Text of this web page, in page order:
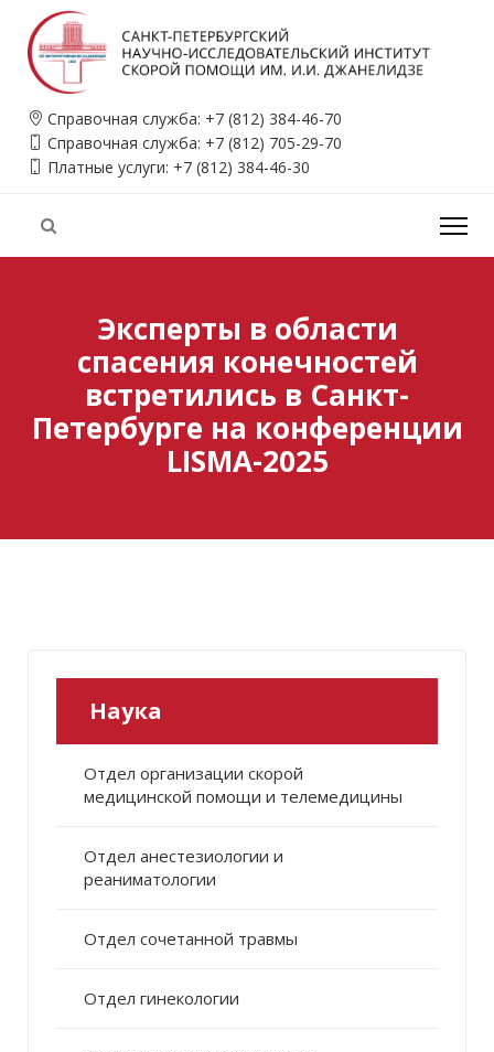
Справочная служба: +7 (812) 384-46-70
Справочная служба: +7 (812) 705-29-70
Платные услуги: +7 (812) 384-46-30
Эксперты в области
спасения конечностей
встретились в Санкт-
Петербурге на конференции
LISMA-2025
Наука
Отдел организации скорой
медицинской помощи и телемедицины
Отдел анестезиологии и
реаниматологии
Отдел сочетанной травмы
Отдел гинекологии